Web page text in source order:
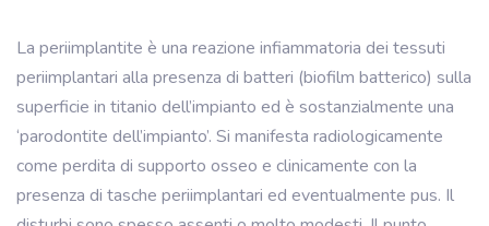
La periimplantite è una reazione infiammatoria dei tessuti
periimplantari alla presenza di batteri (biofilm batterico) sulla
superficie in titanio dell’impianto ed è sostanzialmente una
‘parodontite dell’impianto’. Si manifesta radiologicamente
come perdita di supporto osseo e clinicamente con la
presenza di tasche periimplantari ed eventualmente pus. Il